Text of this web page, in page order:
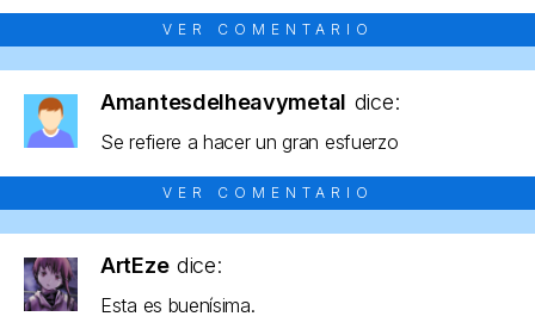
VER COMENTARIO
Amantesdelheavymetal dice:
Se refiere a hacer un gran esfuerzo
VER COMENTARIO
ArtEze dice:
Esta es buenísima.